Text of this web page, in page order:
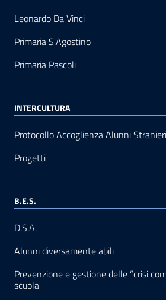
Leonardo Da Vinci
Primaria S.Agostino
Primaria Pascoli
INTERCULTURA
Protocollo Accoglienza Alunni Stranieri
Progetti
B.E.S.
D.S.A.
Alunni diversamente abili
Prevenzione e gestione delle “crisi
scuola